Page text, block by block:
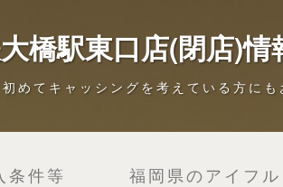
橋駅東口店(閉店)情
めてキャッシングを考えている方にも
条件等 福岡県のアイフル